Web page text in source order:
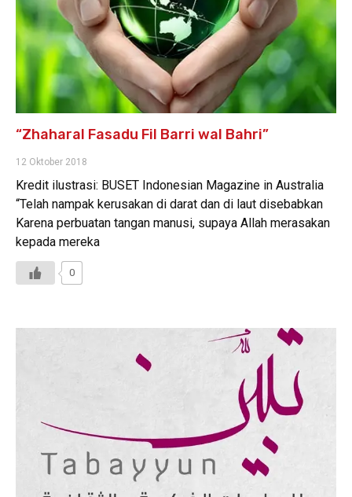
“Zhaharal Fasadu Fil Barri wal Bahri”
12 Oktober 2018
Kredit ilustrasi: BUSET Indonesian Magazine in Australia
“Telah nampak kerusakan di darat dan di laut disebabkan
Karena perbuatan tangan manusi, supaya Allah merasakan
kepada mereka
0